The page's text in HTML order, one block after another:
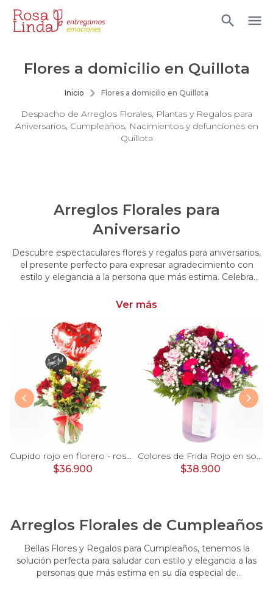
Flores a domicilio en Quillota
Inicio Flores a domicilio en Quillota
Despacho de Arreglos Florales, Plantas y Regalos para
Aniversarios, Cumpleaños, Nacimientos y defunciones en
Quillota
Arreglos Florales para
Aniversario
Descubre espectaculares flores y regalos para aniversarios,
el presente perfecto para expresar agradecimiento con
estilo y elegancia a la persona que más estima. Celebra
significativa.
Ver más
Cupido rojo en florero - rosas, mini rosas, hypericum, globo te amo y pizarra
$36.900
Colores de Frida Rojo en sombrerero - Arreglo floral con rosas, claveles, estate y limonium
$38.900
Arreglos Florales de Cumpleaños
Bellas Flores y Regalos para Cumpleaños, tenemos la
solución perfecta para saludar con estilo y elegancia a las
personas que más estima en su día especial de